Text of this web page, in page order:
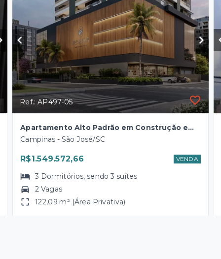
Ref.: AP497-05
Apartamento Alto Padrão em Construção em Campinas, São José
Campinas - São José/SC
R$1.549.572,66 VENDA
3 Dormitórios, sendo3 suítes
2 Vagas
122,09 m² (Área Privativa)